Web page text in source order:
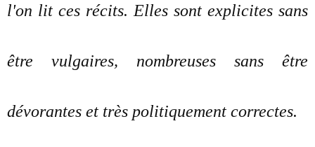
l'on lit ces récits. Elles sont explicites sans
être vulgaires, nombreuses sans être
dévorantes et très politiquement correctes.